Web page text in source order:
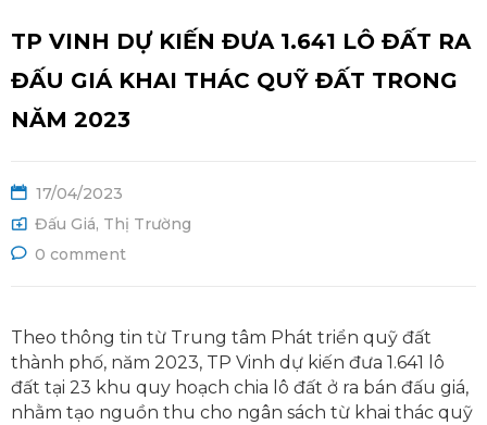
TP VINH DỰ KIẾN ĐƯA 1.641 LÔ ĐẤT RA
ĐẤU GIÁ KHAI THÁC QUỸ ĐẤT TRONG
NĂM 2023
17/04/2023
Đấu Giá, Thị Trường
0 comment
Theo thông tin từ Trung tâm Phát triển quỹ đất
thành phố, năm 2023, TP Vinh dự kiến đưa 1.641 lô
đất tại 23 khu quy hoạch chia lô đất ở ra bán đấu giá,
nhằm tạo nguồn thu cho ngân sách từ khai thác quỹ